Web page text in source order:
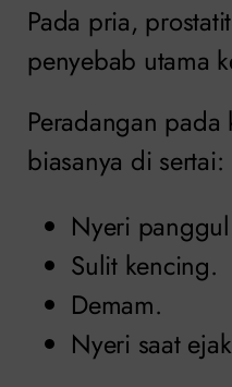
Pada pria,
penyebab utama
Peradangan
biasanya di sertai:
Nyeri
Sulit kencing.
Demam.
Nyeri saat